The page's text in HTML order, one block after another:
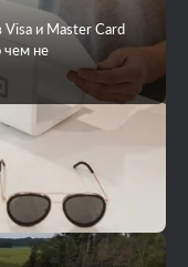
Visa и Master Card
чем не